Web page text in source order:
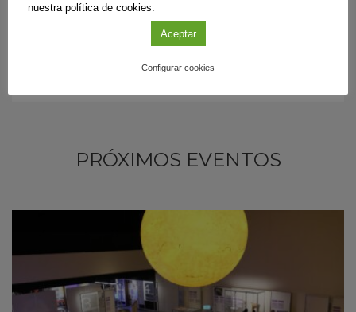
PRÓXIMOS EVENTOS
nuestra política de cookies.
Aceptar
Configurar cookies